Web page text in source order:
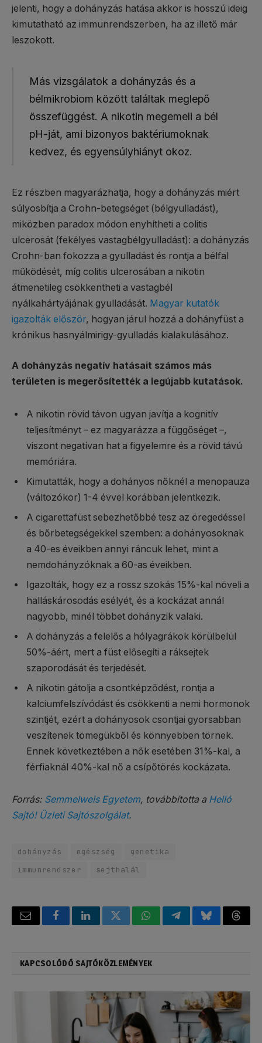
jelenti, hogy a dohányzás hatása akkor is hosszú ideig
kimutatható az immunrendszerben, ha az illető már
leszokott.
Más vizsgálatok a dohányzás és a
bélmikrobiom között találtak meglepő
összefüggést. A nikotin megemeli a bél
pH-ját, ami bizonyos baktériumoknak
kedvez, és egyensúlyhiányt okoz.
Ez részben magyarázhatja, hogy a dohányzás miért
súlyosbítja a Crohn-betegséget (bélgyulladást),
miközben paradox módon enyhítheti a colitis
ulcerosát (fekélyes vastagbélgyulladást): a dohányzás
Crohn-ban fokozza a gyulladást és rontja a bélfal
működését, míg colitis ulcerosában a nikotin
átmenetileg csökkentheti a vastagbél
nyálkahártyájának gyulladását. Magyar kutatók
igazolták először, hogyan járul hozzá a dohányfüst a
krónikus hasnyálmirigy-gyulladás kialakulásához.
A dohányzás negatív hatásait számos más
területen is megerősítették a legújabb kutatások.
A nikotin rövid távon ugyan javítja a kognitív
teljesítményt – ez magyarázza a függőséget –,
viszont negatívan hat a figyelemre és a rövid távú
memóriára.
Kimutatták, hogy a dohányos nőknél a menopauza
(változókor) 1-4 évvel korábban jelentkezik.
A cigarettafüst sebezhetőbbé tesz az öregedéssel
és bőrbetegségekkel szemben: a dohányosoknak
a 40-es éveikben annyi ráncuk lehet, mint a
nemdohányzóknak a 60-as éveikben.
Igazolták, hogy ez a rossz szokás 15%-kal növeli a
halláskárosodás esélyét, és a kockázat annál
nagyobb, minél többet dohányzik valaki.
A dohányzás a felelős a hólyagrákok körülbelül
50%-áért​, mert a füst elősegíti a ráksejtek
szaporodását és terjedését.
A nikotin gátolja a csontképződést, rontja a
kalciumfelszívódást és csökkenti a nemi hormonok
szintjét, ezért a dohányosok csontjai gyorsabban
veszítenek tömegükből és könnyebben törnek.
Ennek következtében a nők esetében 31%-kal, a
férfiaknál 40%-kal nő a csípőtörés kockázata.
Forrás: Semmelweis Egyetem, továbbította a Helló
Sajtó! Üzleti Sajtószolgálat.
dohányzás egészség
genetika
immunrendszer
sejthalál
Email FacebookLinkedInTwitterWhatsAppTelegramBluesky
KAPCSOLÓDÓ SAJTÓKÖZLEMÉNYEK